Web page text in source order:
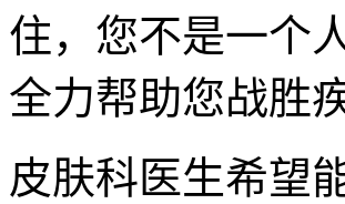
住，您不是一个
全力帮助您战胜
皮肤科医生希望